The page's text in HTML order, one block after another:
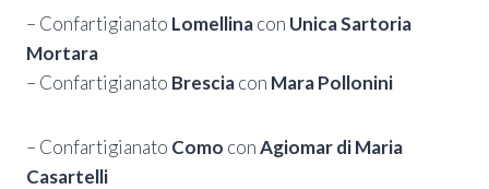
– Confartigianato Lomellinacon Unica Sartoria
Mortara
– Confartigianato Bresciacon Mara Pollonini
– Confartigianato Como conAgiomar diMaria
Casartelli